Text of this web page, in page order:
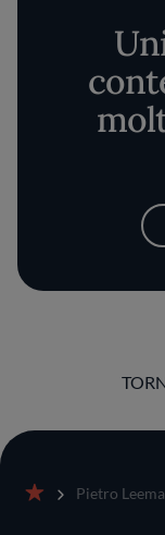
Pietro